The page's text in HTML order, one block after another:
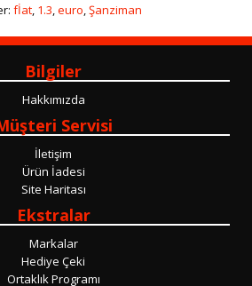
fİat, 1.3,euro,Şanziman
Bilgiler
Hakkımızda
Servisi
İletişim
Ürün İadesi
Site Haritası
Ekstralar
Markalar
Hediye Çeki
Ortaklık Programı